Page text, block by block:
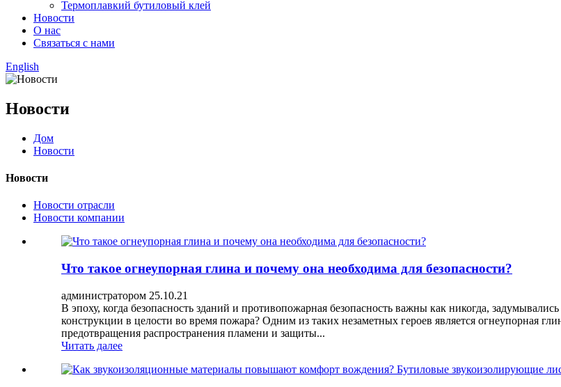
Термоплавкий бутиловый клей
Новости
О нас
Связаться с нами
English
Новости
Дом
Новости
Новости
Новости отрасли
Новости компании
Что такое огнеупорная глина и почему она необходима для безопасности?
администратором 25.10.21
В эпоху, когда безопасность зданий и противопожарная безопасность важны как никогда,
конструкции в целости во время пожара? Одним из таких незаметных героев является огнеупорная
предотвращения распространения пламени и защиты...
Читать далее